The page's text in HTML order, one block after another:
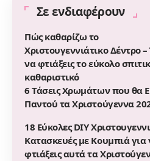
Σε ενδιαφέρουν
Πώς καθαρίζω το
Χριστουγεννιάτικο Δέντρο
να φτιάξεις το εύκολο
καθαριστικό
6 Τάσεις Χρωμάτων που θα
Παντού τα Χριστούγεννα
18 Εύκολες DIY
Κατασκευές με Κουμπιά για
φτιάξεις αυτά τα